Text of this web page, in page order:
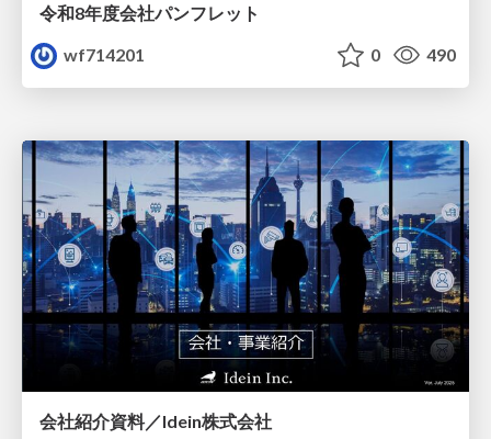
令和8年度会社パンフレット
wf714201
0 490
会社紹介資料／Idein株式会社